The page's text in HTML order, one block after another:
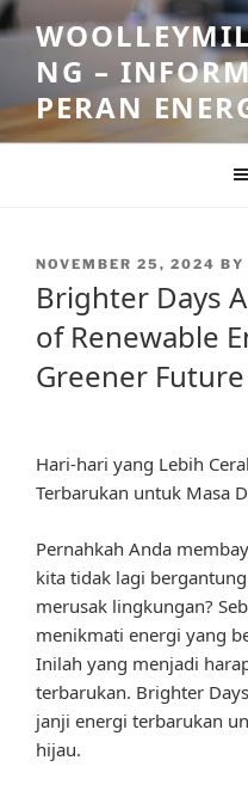
Skip
to
contentNG –
PERAN
POSTED
NOVEMBER 25, 2024 BY
Brighter Days
of Renewable
Greener Future
Hari-hari yang Lebih
Terbarukan untuk Masa
Pernahkah Anda
kita tidak lagi
merusak lingkungan?
menikmati energi yang
Inilah yang menjadi
terbarukan. Brighter
janji energi terbarukan
hijau.